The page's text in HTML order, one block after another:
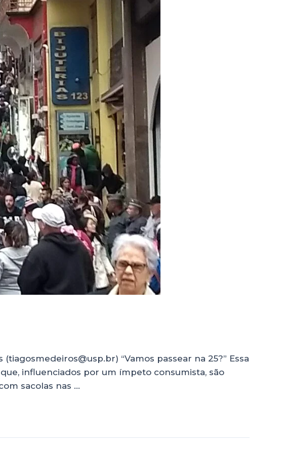
“Vamos passear na 25?” Essa
influenciados por um ímpeto consumista, são
sacolas nas …